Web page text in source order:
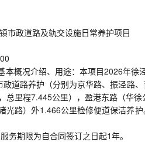
市政道路及轨交设施日常养护项目
本概况介绍、用途：本项目2026年
政道路养护（分别为京华路、振泾路
总里程7.445公里），盈港东路（华
光路）外1.466公里检修便道保洁养
务期限为自合同签订之日起1年。